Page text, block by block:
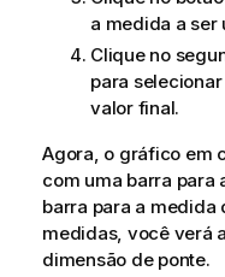
a medida a ser
Clique no
para
valor final.
Agora, o gráfico em
com uma barra para
barra para a medida
medidas, você verá
dimensão de ponte.